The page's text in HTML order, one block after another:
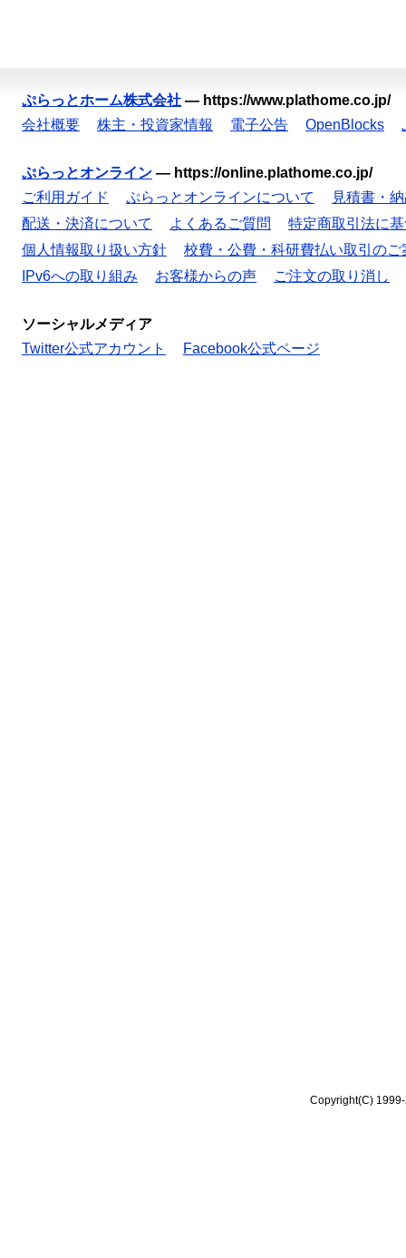
ぷらっとホーム株式会社 — https://www.plathome.co.jp/
会社概要
株主・投資家情報 電子公告 OpenBlocks
ぷらっとオンライン — https://online.plathome.co.jp/
ご利用ガイド
ぷらっとオンラインについて
見積書・
配送・決済について
よくあるご質問
特定商取引法に
個人情報取り扱い方針
校費・公費・科研費払い取引のご
IPv6への取り組み
お客様からの声 ご注文の取り消し
ソーシャルメディア
Twitter公式アカウント
Facebook公式ページ
Copyright(C)